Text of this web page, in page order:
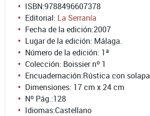
ISBN:9788496607378
Editorial: La Serranía
Fecha de la edición:2007
Lugar de la edición: Málaga.
Número de la edición: 1ª
Colección: Boissier nº 1
Encuadernación:Rústica con solapa
Dimensiones: 17 cm x 24 cm
Nº Pág.:128
Idiomas:Castellano